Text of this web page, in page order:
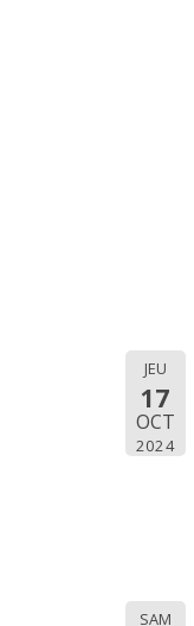
JEU
17
OCT
2024
SAM